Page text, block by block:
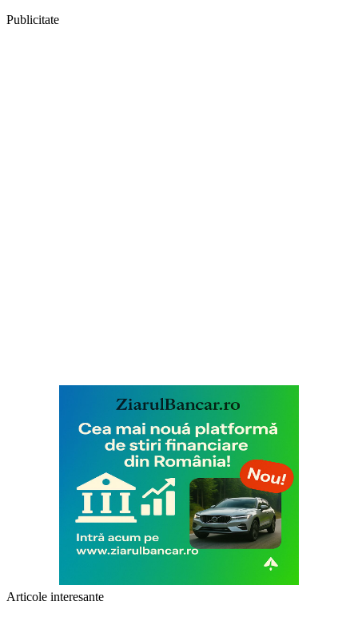
Publicitate
Articole interesante